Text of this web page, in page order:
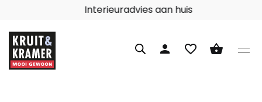
Interieuradvies aan huis
person favorite_border shopping_basket